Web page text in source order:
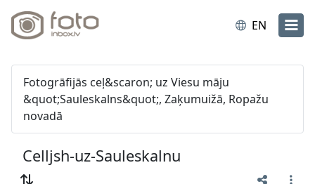
EN
Fotogrāfijās ceļ&scaron; uz Viesu māju
&quot;Sauleskalns&quot;, Zaķumuižā, Ropažu
novadā
Celljsh-uz-Sauleskalnu